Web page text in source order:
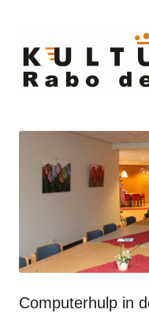
Computerhulp in